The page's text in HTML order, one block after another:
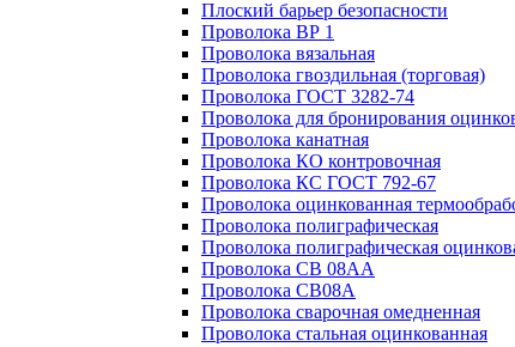
Плоский барьер безопасности
Проволока ВР 1
Проволока вязальная
Проволока гвоздильная (торговая)
Проволока ГОСТ 3282-74
Проволока для бронирования
Проволока канатная
Проволока КО контровочная
Проволока КС ГОСТ 792-67
Проволока оцинкованная
Проволока полиграфическая
Проволока полиграфическая
Проволока СВ 08АА
Проволока СВ08А
Проволока сварочная омедненная
Проволока стальная оцинкованная